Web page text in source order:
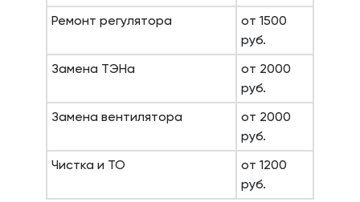
Ремонт регулятора
от 1500
руб.
Замена ТЭНа
от 2000
руб.
Замена вентилятора
от 2000
руб.
Чистка и ТО
от 1200
руб.